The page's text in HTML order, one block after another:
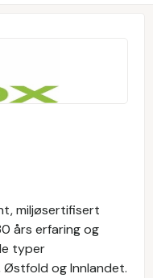
miljøsertifisert
års erfaring og
typer
Østfold og Innlandet.